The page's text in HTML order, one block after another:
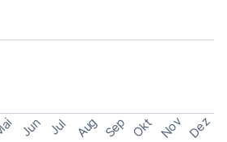
Jun Jul Aug Sep Okt Nov Dez